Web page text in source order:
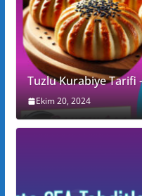
Tuzlu Kurabiye Tarifi
Ekim 20, 2024